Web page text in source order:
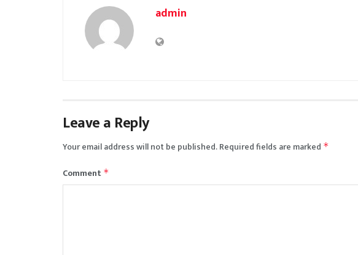
admin
Leave a Reply
Your email address will not be published.Required fields are marked *
Comment *